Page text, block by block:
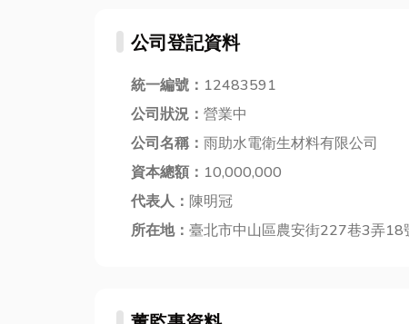
公司登記資料
統一編號： 12483591
公司狀況： 營業中
公司名稱： 雨助水電衛生材料有限公司
資本總額： 10,000,000
代表人： 陳明冠
所在地： 臺北市中山區農安街227巷3弄18